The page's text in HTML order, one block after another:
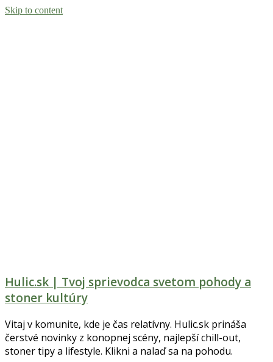
Skip to content
Hulic.sk | Tvoj sprievodca svetom pohody a
stoner kultúry
Vitaj v komunite, kde je čas relatívny. Hulic.sk prináša
čerstvé novinky z konopnej scény, najlepší chill-out,
stoner tipy a lifestyle. Klikni a nalaď sa na pohodu.